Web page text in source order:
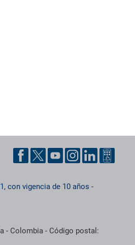
con vigencia de 10 años -
- Colombia - Código postal: